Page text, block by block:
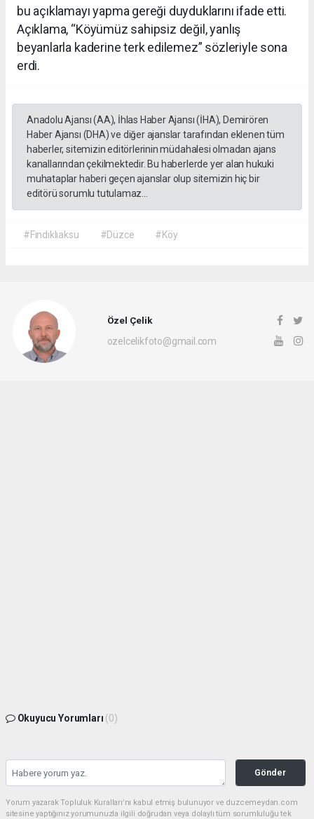
bu açıklamayı yapma gereği duyduklarını ifade etti.
Açıklama, “Köyümüz sahipsiz değil, yanlış
beyanlarla kaderine terk edilemez” sözleriyle sona
erdi.
Anadolu Ajansı (AA), İhlas Haber Ajansı (İHA), Demirören
Haber Ajansı (DHA) ve diğer ajanslar tarafından eklenen tüm
haberler, sitemizin editörlerinin müdahalesi olmadan ajans
kanallarından çekilmektedir. Bu haberlerde yer alan hukuki
muhataplar haberi geçen ajanslar olup sitemizin hiç bir
editörü sorumlu tutulamaz...
#Fındıklıaksu #Düzce #Köy
Özel Çelik
ozelcelikfoto@gmail.com
Okuyucu Yorumları (0)
Gönder
Yorum yazarak Topluluk Kuralları’nı kabul etmiş bulunuyor ve duzcemeydan.com
sitesine yaptığınız yorumunuzla ilgili doğrudan veya dolaylı tüm sorumluluğu tek